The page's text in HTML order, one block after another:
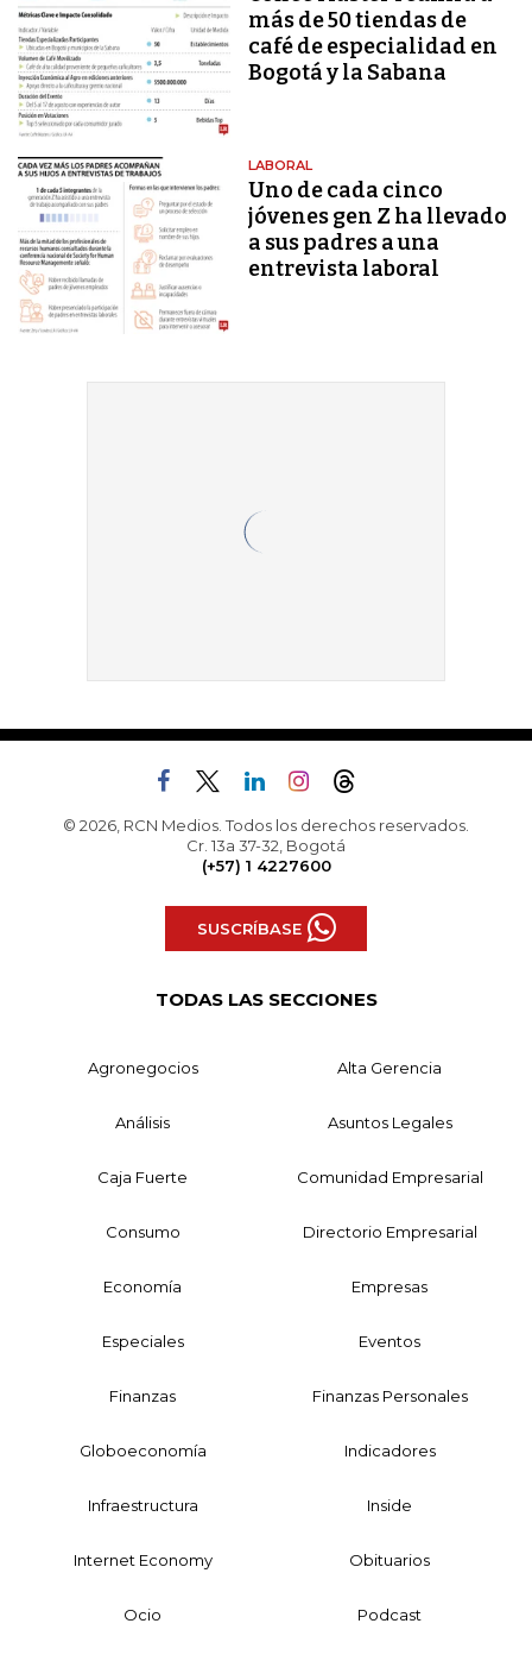
más de 50 tiendas de
café de especialidad en
Bogotá y la Sabana
LABORAL
Uno de cada cinco
jóvenes gen Z ha llevado
a sus padres a una
entrevista laboral
© 2026, RCN Medios. Todos los derechos reservados.
Cr. 13a 37-32, Bogotá
(+57) 1 4227600
SUSCRÍBASE
TODAS LAS SECCIONES
Agronegocios Alta Gerencia
Análisis Asuntos Legales
Caja Fuerte Comunidad Empresarial
Consumo Directorio Empresarial
Economía Empresas
Especiales Eventos
Finanzas Finanzas Personales
Globoeconomía Indicadores
Infraestructura Inside
Internet Economy Obituarios
Ocio Podcast